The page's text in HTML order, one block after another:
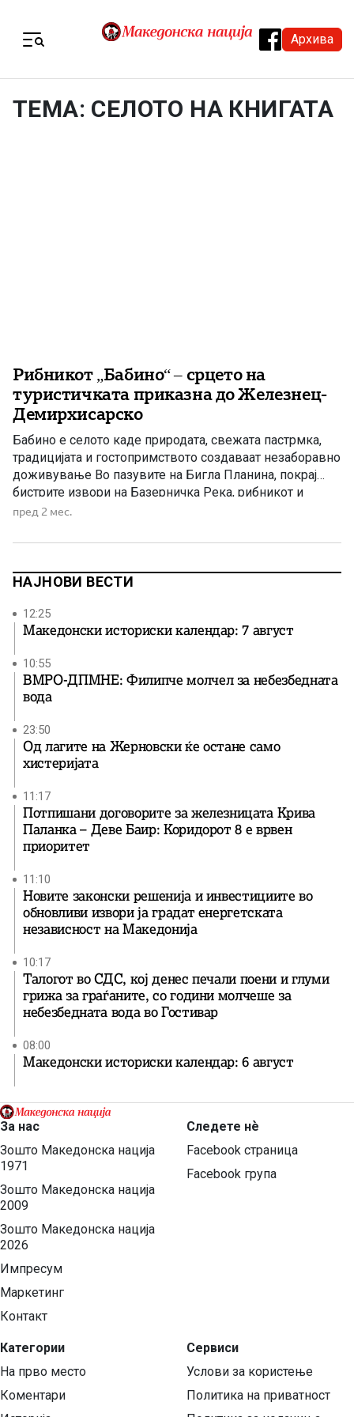
Архива
ТЕМА: СЕЛОТО НА КНИГАТА
Рибникот „Бабино“ – срцето на
туристичката приказна до Железнец-
Демирхисарско
Бабино е селото каде природата, свежата пастрмка,
традицијата и гостопримството создаваат незаборавно
доживување Во пазувите на Бигла Планина, покрај
бистрите извори на Базерничка Река, рибникот и
ресторанот „Бабино“ се вистински туристички бисер на
свежа пастрмка, македонски специјалитети,
памети. Постојат места кои […]
пред 2 мес.
НАЈНОВИ ВЕСТИ
12:25
Македонски историски календар: 7 август
10:55
ВМРО-ДПМНЕ: Филипче молчел за небезбедната
вода
23:50
Од лагите на Жерновски ќе остане само
хистеријата
11:17
Потпишани договорите за железницата Крива
Паланка – Деве Баир: Коридорот 8 е врвен
приоритет
11:10
Новите законски решенија и инвестициите во
обновливи извори ја градат енергетската
независност на Македонија
10:17
Талогот во СДС, кој денес печали поени и глуми
грижа за граѓаните, со години молчеше за
небезбедната вода во Гостивар
08:00
Македонски историски календар: 6 август
За нас
Зошто Македонска нација
1971
Зошто Македонска нација
2009
Зошто Македонска нација
2026
Импресум
Маркетинг
Контакт
Категории
На прво место
Коментари
Следете нѐ
Facebook страница
Facebook група
Сервиси
Услови за користење
Политика на приватност